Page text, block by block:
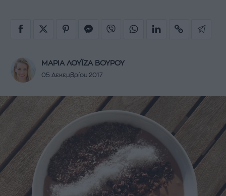
ΜΑΡΙΑ ΛΟΥΪΖΑ ΒΟΥΡΟΥ
05 Δεκεμβρίου 2017